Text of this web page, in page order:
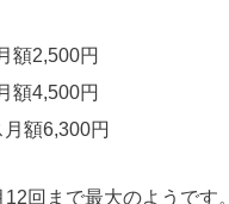
額2,500円
額4,500円
額6,300円
回まで最大のようです。